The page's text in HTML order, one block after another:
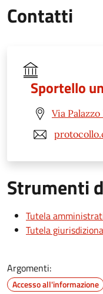
Contatti
Sportello
Via
Strumenti
Tutela
Tutela
Argomenti:
Accesso all'informazione